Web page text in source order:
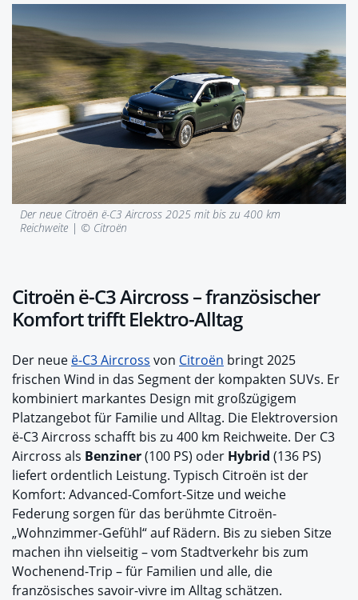
Der neue Citroën ë-C3 Aircross 2025 mit bis zu 400 km
Reichweite | © Citroën
Citroën ë-C3 Aircross – französischer
Komfort trifft Elektro-Alltag
Der neue ë-C3 Aircross von Citroën bringt 2025
frischen Wind in das Segment der kompakten SUVs. Er
kombiniert markantes Design mit großzügigem
Platzangebot für Familie und Alltag. Die Elektroversion
ë-C3 Aircross schafft bis zu 400 km Reichweite. Der C3
Aircross als Benziner(100 PS) oder Hybrid (136 PS)
liefert ordentlich Leistung. Typisch Citroën ist der
Komfort: Advanced-Comfort-Sitze und weiche
Federung sorgen für das berühmte Citroën-
„Wohnzimmer-Gefühl“ auf Rädern. Bis zu sieben Sitze
machen ihn vielseitig – vom Stadtverkehr bis zum
Wochenend-Trip – für Familien und alle, die
französisches savoir-vivre im Alltag schätzen.